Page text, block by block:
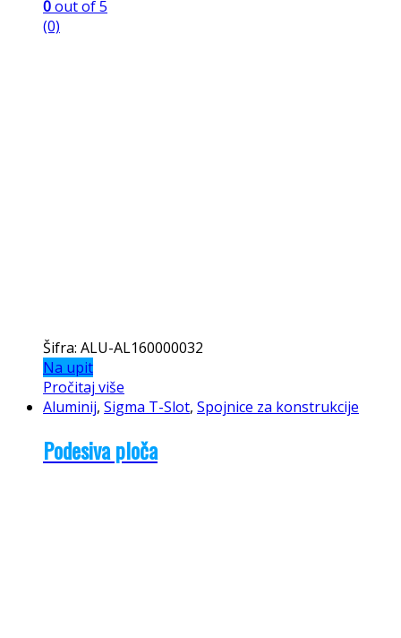
0out of 5
(0)
Šifra: ALU-AL160000032
Na upit
Pročitaj više
Aluminij, Sigma T-Slot, Spojnice za konstrukcije
Podesiva ploča